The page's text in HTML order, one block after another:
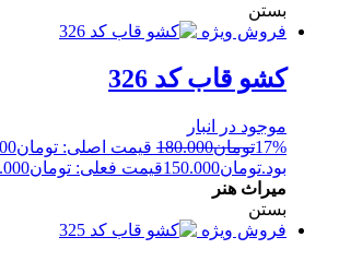
بستن
فروش ویژه
کشو قاب کد 326
موجود در انبار
17%تومان180.000
قیمت
بود.تومان150.000قیمت فعلی: تومان150.000.
میراث هنر
بستن
فروش ویژه